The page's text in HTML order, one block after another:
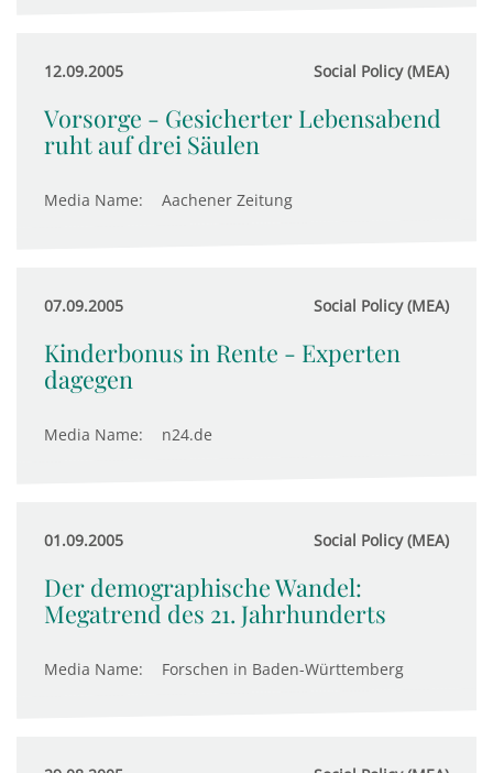
12.09.2005 Social Policy (MEA)
Vorsorge - Gesicherter Lebensabend
ruht auf drei Säulen
Media Name: Aachener Zeitung
07.09.2005 Social Policy (MEA)
Kinderbonus in Rente - Experten
dagegen
Media Name: n24.de
01.09.2005 Social Policy (MEA)
Der demographische Wandel:
Megatrend des 21. Jahrhunderts
Media Name: Forschen in Baden-Württemberg